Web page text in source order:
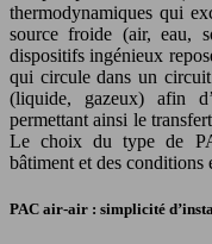
thermodynamiques qui
source froide (air, eau,
dispositifs ingénieux
qui circule dans un circuit
(liquide, gazeux) afin
permettant ainsi le
Le choix du type de
bâtiment et des conditions
PAC air-air : simplicité